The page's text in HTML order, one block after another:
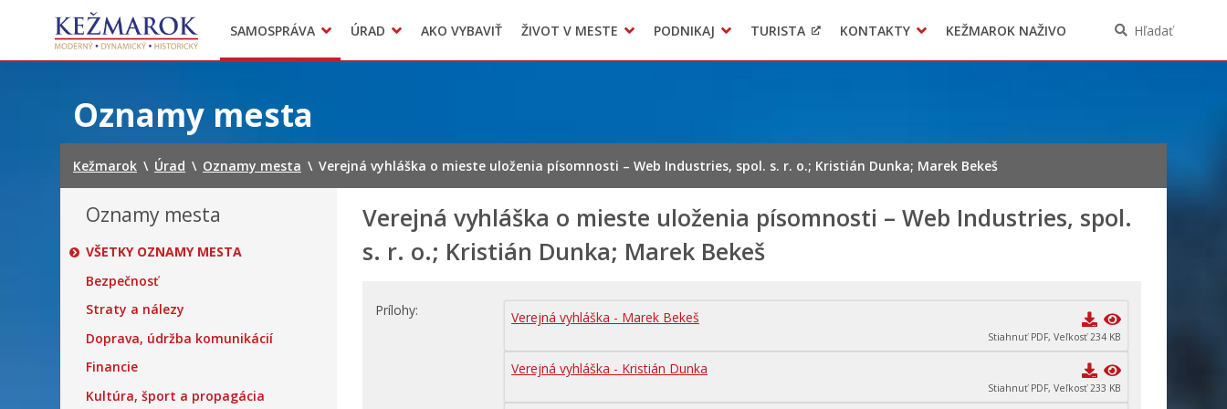
SAMOSPRÁVA
Mestská polícia
Geo informačný systém – Kežmarok
ÚRAD
Sekcie úradu
Oznamovanie podozrení z podvodov
AKO VYBAVIŤ ŽIVOT V MESTE
Triedený zber – NATUR – PACK
PODNIKAJ TURISTA KONTAKTY KEŽMAROK NAŽIVO Hľadať
Oznamy mesta
Kežmarok \ Úrad \ Oznamy mesta \ Verejná vyhláška o mieste uloženia písomnosti – Web Industries, spol. s. r. o.; Kristián Dunka; Marek Bekeš
Oznamy mesta
VŠETKY OZNAMY MESTA
Bezpečnosť
Straty a nálezy
Doprava, údržba komunikácií
Financie
Kultúra, šport a propagácia
Verejná vyhláška o mieste uloženia písomnosti – Web Industries, spol.
s. r. o.; Kristián Dunka; Marek Bekeš
Prílohy Verejná vyhláška - Marek Bekeš
Stiahnuť PDF, Veľkosť 234 KB
Verejná vyhláška - Kristián Dunka
Stiahnuť PDF, Veľkosť 233 KB